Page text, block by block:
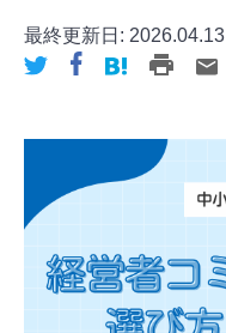
最終更新日: 2026.04.13